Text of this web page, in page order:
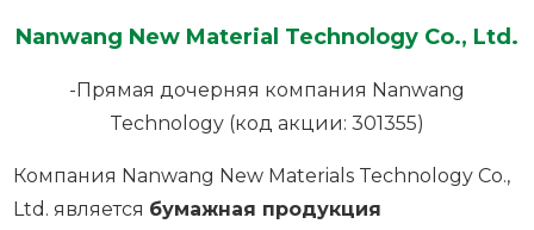
Nanwang New Material Technology Co., Ltd.
-Прямая дочерняя компания Nanwang
Technology (код акции: 301355)
Компания Nanwang New Materials Technology Co.,
Ltd. является бумажная продукция